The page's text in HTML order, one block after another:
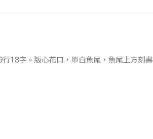
18字。版心花口，單白魚尾，魚尾上方刻